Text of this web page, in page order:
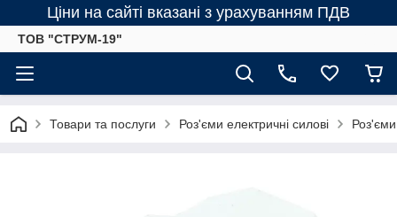
Ціни на сайті вказані з урахуванням ПДВ
ТОВ "СТРУМ-19"
Товари та послуги Роз'єми електричні силові